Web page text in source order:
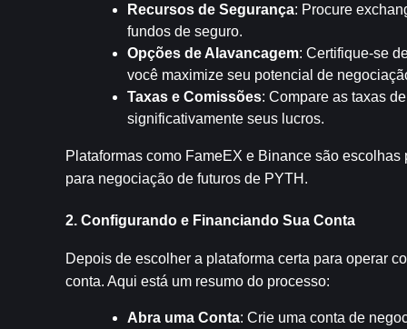
Recursos de Segurança: Procure
fundos de seguro.
Opções de Alavancagem: Certifique-se
você maximize seu potencial de
Taxas e Comissões: Compare as taxas
significativamente seus lucros.
Plataformas como FameEX e Binance são
para negociação de futuros de PYTH.
2. Configurando e Financiando Sua Conta
Depois de escolher a plataforma certa para operar
conta. Aqui está um resumo do processo:
Abra uma Conta: Crie uma conta de